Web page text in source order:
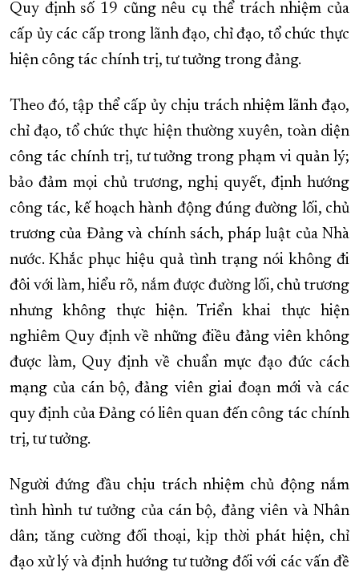
Quy định số 19 cũng nêu cụ thể trách nhiệm của
cấp ủy các cấp trong lãnh đạo, chỉ đạo, tổ chức thực
hiện công tác chính trị, tư tưởng trong đảng.
Theo đó, tập thể cấp ủy chịu trách nhiệm lãnh đạo,
chỉ đạo, tổ chức thực hiện thường xuyên, toàn diện
công tác chính trị, tư tưởng trong phạm vi quản lý;
bảo đảm mọi chủ trương, nghị quyết, định hướng
công tác, kế hoạch hành động đúng đường lối, chủ
trương của Đảng và chính sách, pháp luật của Nhà
nước. Khắc phục hiệu quả tình trạng nói không đi
đôi với làm, hiểu rõ, nắm được đường lối, chủ trương
nhưng không thực hiện. Triển khai thực hiện
nghiêm Quy định về những điều đảng viên không
được làm, Quy định về chuẩn mực đạo đức cách
mạng của cán bộ, đảng viên giai đoạn mới và các
quy định của Đảng có liên quan đến công tác chính
trị, tư tưởng.
Người đứng đầu chịu trách nhiệm chủ động nắm
tình hình tư tưởng của cán bộ, đảng viên và Nhân
dân; tăng cường đối thoại, kịp thời phát hiện, chỉ
đạo xử lý và định hướng tư tưởng đối với các vấn đề